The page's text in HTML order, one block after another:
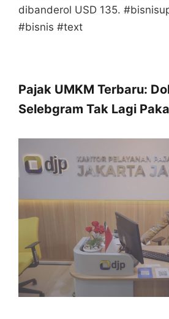
dibanderol USD 135.
#bisnis #text
Pajak UMKM Terbaru:
Selebgram Tak Lagi